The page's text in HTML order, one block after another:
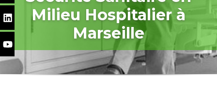
Milieu Hospitalier à
Marseille